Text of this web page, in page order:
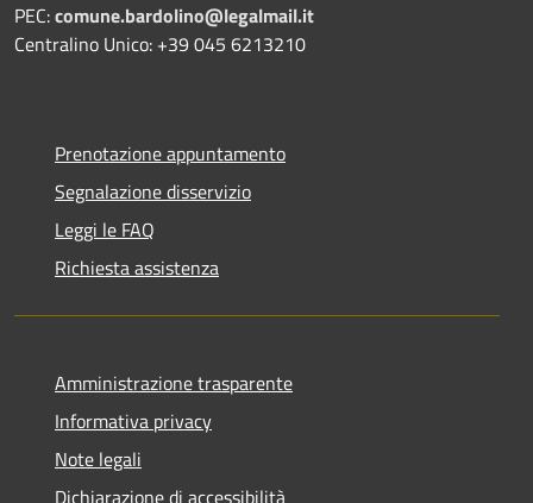
PEC:comune.bardolino@legalmail.it
Centralino Unico: +39 045 6213210
Prenotazione appuntamento
Segnalazione disservizio
Leggi le FAQ
Richiesta assistenza
Amministrazione trasparente
Informativa privacy
Note legali
Dichiarazione di accessibilità